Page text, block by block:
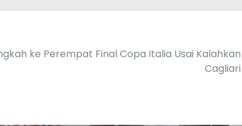
ke Perempat Final Copa Italia Usai Kalahkan
Cagliari